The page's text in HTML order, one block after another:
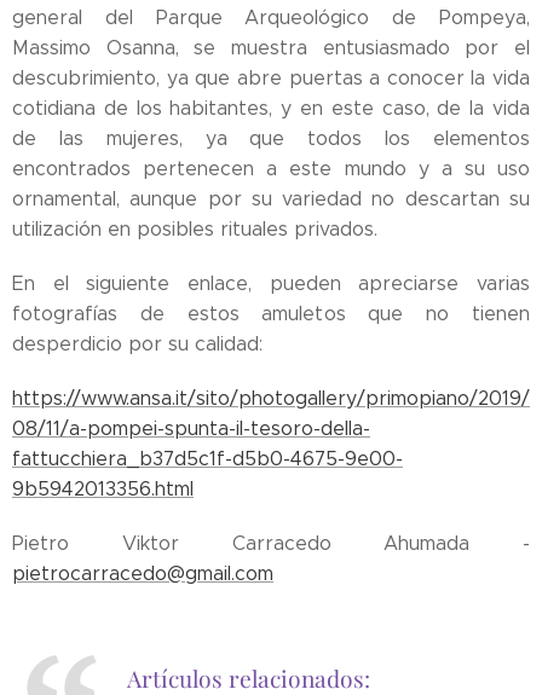
general del Parque Arqueológico de Pompeya,
Massimo Osanna, se muestra entusiasmado por el
descubrimiento, ya que abre puertas a conocer la vida
cotidiana de los habitantes, y en este caso, de la vida
de las mujeres, ya que todos los elementos
encontrados pertenecen a este mundo y a su uso
ornamental, aunque por su variedad no descartan su
utilización en posibles rituales privados.
En el siguiente enlace, pueden apreciarse varias
fotografías de estos amuletos que no tienen
desperdicio por su calidad:
https://www.ansa.it/sito/photogallery/primopiano/2019/
08/11/a-pompei-spunta-il-tesoro-della-
fattucchiera_b37d5c1f-d5b0-4675-9e00-
9b5942013356.html
Pietro Viktor Carracedo Ahumada -
pietrocarracedo@gmail.com
Artículos relacionados: